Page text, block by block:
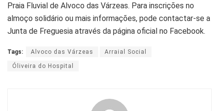
Praia Fluvial de Alvoco das Várzeas. Para inscrições no
almoço solidário ou mais informações, pode contactar-se a
Junta de Freguesia através da página oficial no Facebook.
Tags: Alvoco das Várzeas Arraial Social
Óliveira do Hospital